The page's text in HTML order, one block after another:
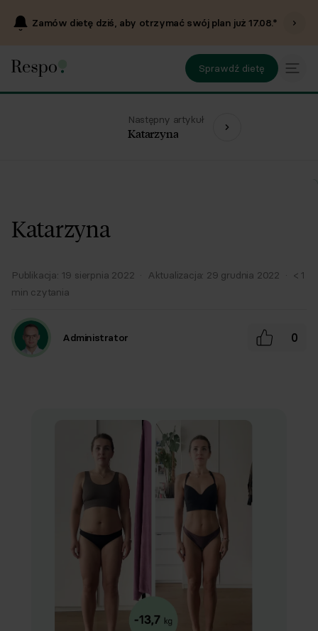
Zamów dietę dziś, aby otrzymać swój plan już17.08.*
Sprawdź dietę
Następny artykuł
Katarzyna
Katarzyna
Publikacja: 19 sierpnia 2022 · Aktualizacja: 29 grudnia 2022 · < 1
min czytania
Administrator 0